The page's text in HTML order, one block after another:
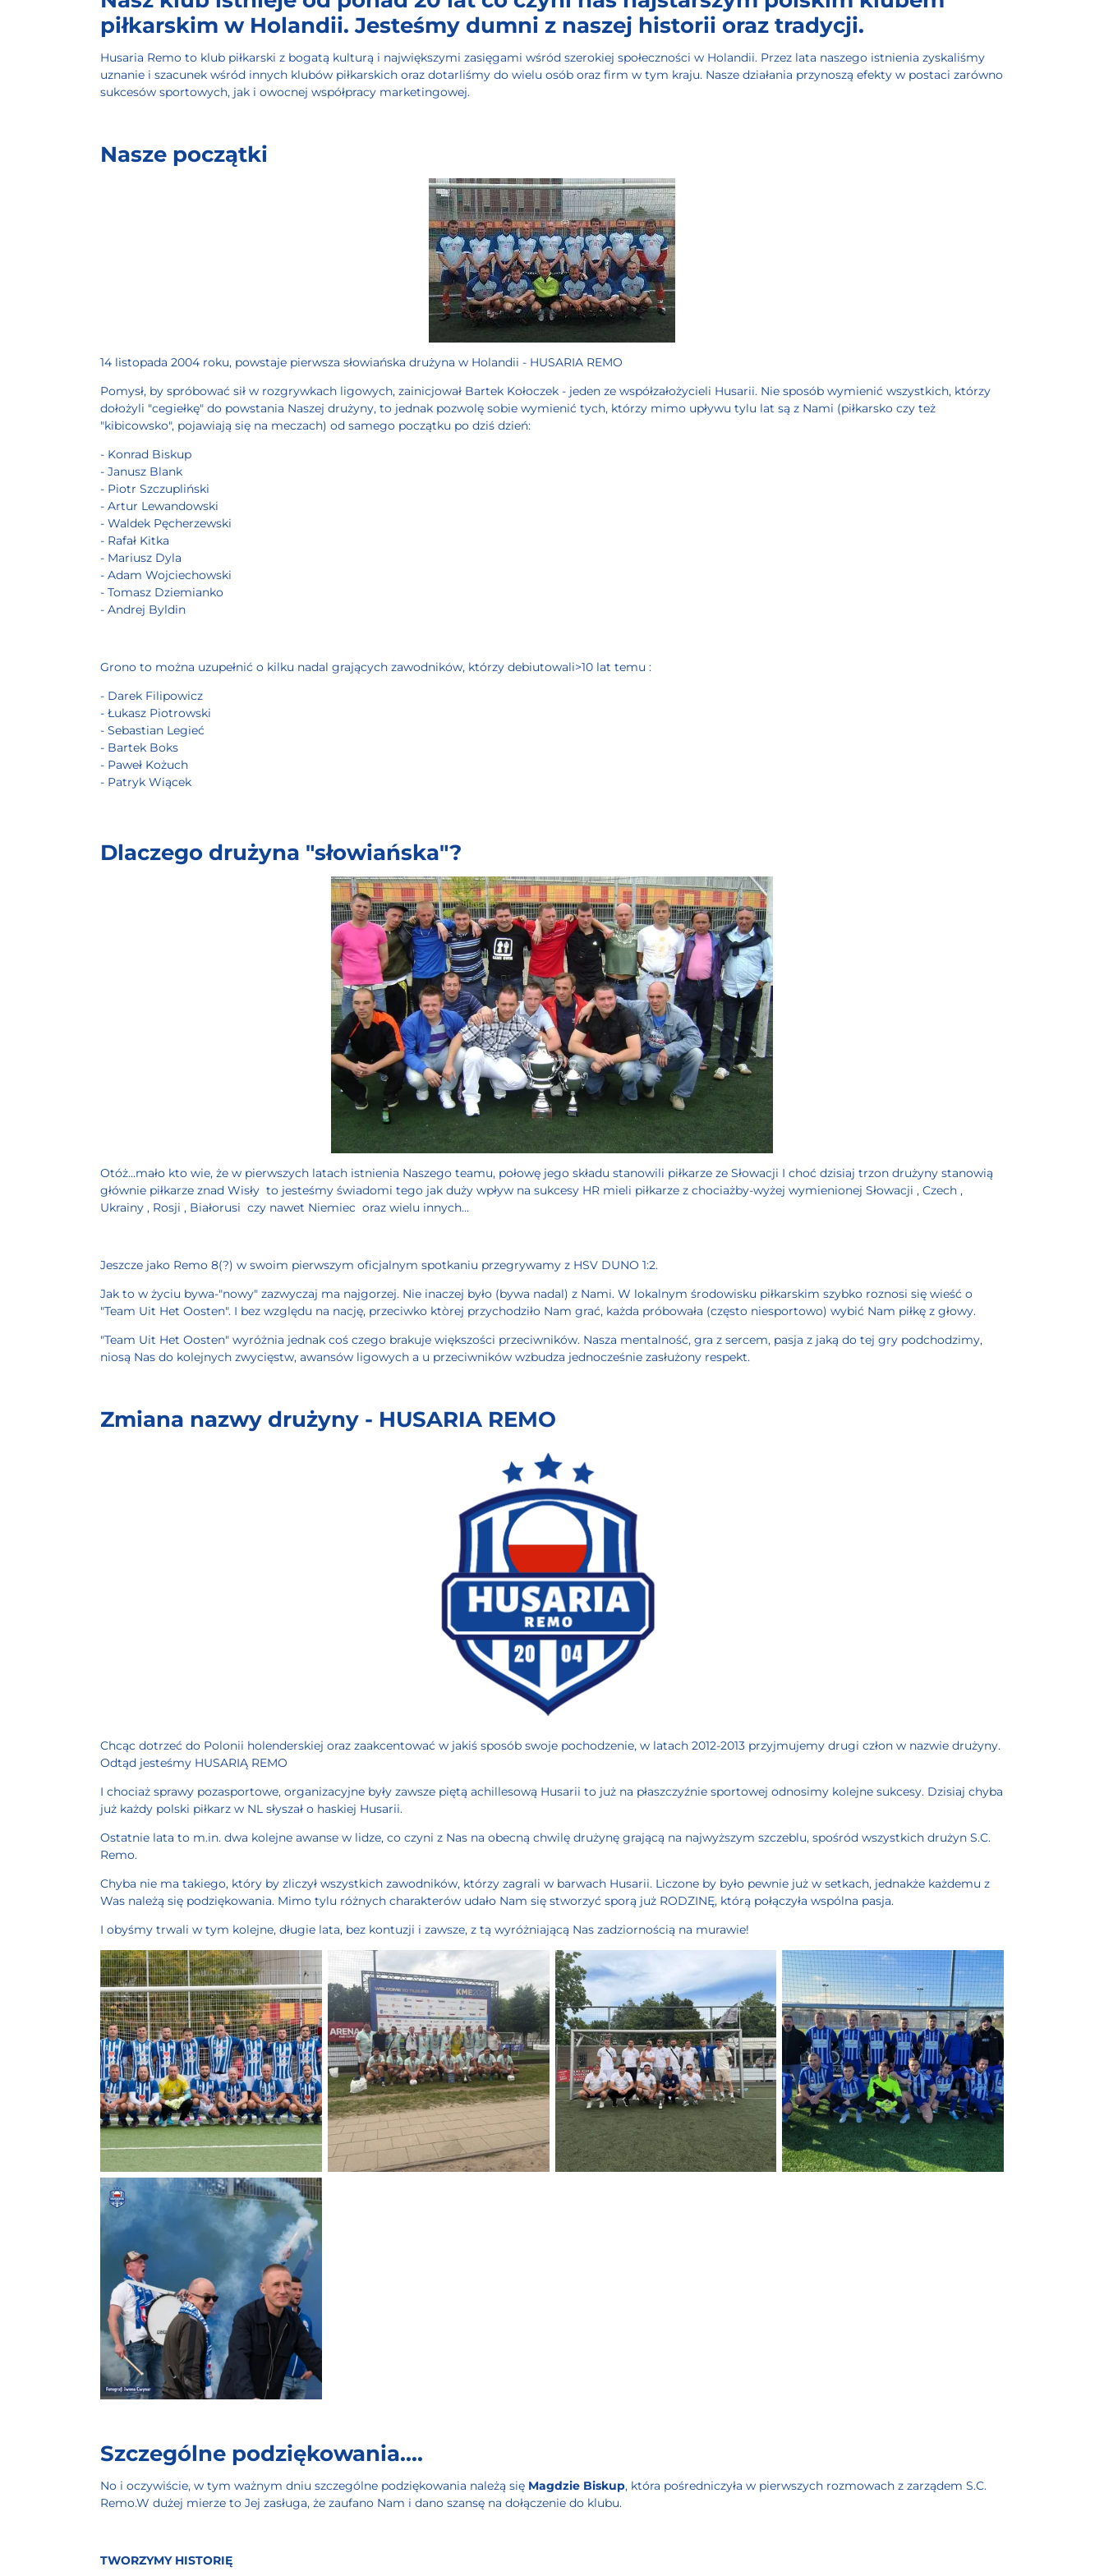
piłkarskim w Holandii. Jesteśmy dumni z naszej historii oraz tradycji.
Husaria Remo to klub piłkarski z bogatą kulturą i największymi zasięgami wśród szerokiej społeczności w Holandii. Przez lata naszego istnienia zyskaliśmy
uznanie i szacunek wśród innych klubów piłkarskich oraz dotarliśmy do wielu osób oraz firm w tym kraju. Nasze działania przynoszą efekty w postaci zarówno
sukcesów sportowych, jak i owocnej współpracy marketingowej.
Nasze początki
14 listopada 2004 roku, powstaje pierwsza słowiańska drużyna w Holandii - HUSARIA REMO
Pomysł, by spróbować sił w rozgrywkach ligowych, zainicjował Bartek Kołoczek - jeden ze współzałożycieli Husarii. Nie sposób wymienić wszystkich, którzy
dołożyli "cegiełkę" do powstania Naszej drużyny, to jednak pozwolę sobie wymienić tych, którzy mimo upływu tylu lat są z Nami (piłkarsko czy też
"kibicowsko", pojawiają się na meczach) od samego początku po dziś dzień:
- Konrad Biskup
- Janusz Blank
- Piotr Szczupliński
- Artur Lewandowski
- Waldek Pęcherzewski
- Rafał Kitka
- Mariusz Dyla
- Adam Wojciechowski
- Tomasz Dziemianko
- Andrej Byldin
Grono to można uzupełnić o kilku nadal grających zawodników, którzy debiutowali>10 lat temu :
- Darek Filipowicz
- Łukasz Piotrowski
- Sebastian Legieć
- Bartek Boks
- Paweł Kożuch
- Patryk Wiącek
Dlaczego drużyna "słowiańska"?
Otóż...mało kto wie, że w pierwszych latach istnienia Naszego teamu, połowę jego składu stanowili piłkarze ze Słowacji I choć dzisiaj trzon drużyny stanowią
głównie piłkarze znad Wisły to jesteśmy świadomi tego jak duży wpływ na sukcesy HR mieli piłkarze z chociażby-wyżej wymienionej Słowacji , Czech ,
Ukrainy , Rosji , Białorusi czy nawet Niemiec oraz wielu innych...
Jeszcze jako Remo 8(?) w swoim pierwszym oficjalnym spotkaniu przegrywamy z HSV DUNO 1:2.
Jak to w życiu bywa-"nowy" zazwyczaj ma najgorzej. Nie inaczej było (bywa nadal) z Nami. W lokalnym środowisku piłkarskim szybko roznosi się wieść o
"Team Uit Het Oosten". I bez względu na nację, przeciwko ktòrej przychodziło Nam grać, każda próbowała (często niesportowo) wybić Nam piłkę z głowy.
"Team Uit Het Oosten" wyróżnia jednak coś czego brakuje większości przeciwników. Nasza mentalność, gra z sercem, pasja z jaką do tej gry podchodzimy,
niosą Nas do kolejnych zwycięstw, awansów ligowych a u przeciwników wzbudza jednocześnie zasłużony respekt.
Zmiana nazwy drużyny - HUSARIA REMO
Chcąc dotrzeć do Polonii holenderskiej oraz zaakcentować w jakiś sposób swoje pochodzenie, w latach 2012-2013 przyjmujemy drugi człon w nazwie drużyny.
Odtąd jesteśmy HUSARIĄ REMO
I chociaż sprawy pozasportowe, organizacyjne były zawsze piętą achillesową Husarii to już na płaszczyźnie sportowej odnosimy kolejne sukcesy. Dzisiaj chyba
już każdy polski piłkarz w NL słyszał o haskiej Husarii.
Ostatnie lata to m.in. dwa kolejne awanse w lidze, co czyni z Nas na obecną chwilę drużynę grającą na najwyższym szczeblu, spośród wszystkich drużyn S.C.
Remo.
Chyba nie ma takiego, który by zliczył wszystkich zawodników, którzy zagrali w barwach Husarii. Liczone by było pewnie już w setkach, jednakże każdemu z
Was należą się podziękowania. Mimo tylu różnych charakterów udało Nam się stworzyć sporą już RODZINĘ, którą połączyła wspólna pasja.
I obyśmy trwali w tym kolejne, długie lata, bez kontuzji i zawsze, z tą wyróżniającą Nas zadziornością na murawie!
Szczególne podziękowania....
No i oczywiście, w tym ważnym dniu szczególne podziękowania należą się Magdzie Biskup, która pośredniczyła w pierwszych rozmowach z zarządem S.C.
Remo.W dużej mierze to Jej zasługa, że zaufano Nam i dano szansę na dołączenie do klubu.
TWORZYMY HISTORIĘ